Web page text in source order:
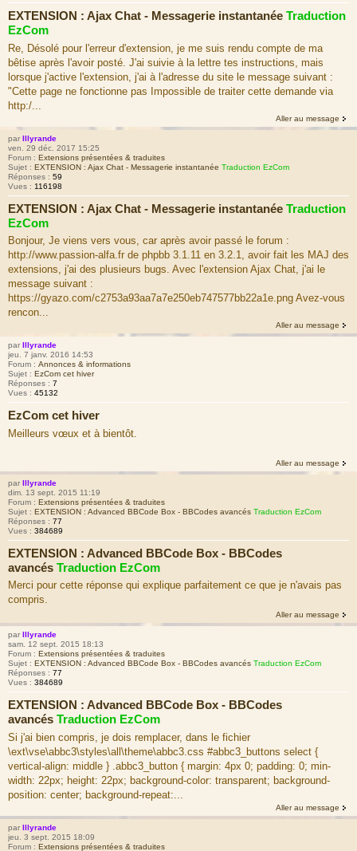
EXTENSION : Ajax Chat - Messagerie instantanée Traduction
EzCom
Re, Désolé pour l'erreur d'extension, je me suis rendu compte de ma
bêtise après l'avoir posté. J'ai suivie à la lettre tes instructions, mais
lorsque j'active l'extension, j'ai à l'adresse du site le message suivant :
"Cette page ne fonctionne pas Impossible de traiter cette demande via
http:/...
Aller au message
par Illyrande
ven. 29 déc. 2017 15:25
Forum : Extensions présentées & traduites
Sujet : EXTENSION : Ajax Chat - Messagerie instantanée Traduction EzCom
Réponses : 59
Vues : 116198
EXTENSION : Ajax Chat - Messagerie instantanée Traduction
EzCom
Bonjour, Je viens vers vous, car après avoir passé le forum :
http://www.passion-alfa.fr de phpbb 3.1.11 en 3.2.1, avoir fait les MAJ des
extensions, j'ai des plusieurs bugs. Avec l'extension Ajax Chat, j'ai le
message suivant :
https://gyazo.com/c2753a93aa7a7e250eb747577bb22a1e.png Avez-vous
rencon...
Aller au message
par Illyrande
jeu. 7 janv. 2016 14:53
Forum : Annonces & informations
Sujet : EzCom cet hiver
Réponses : 7
Vues : 45132
EzCom cet hiver
Meilleurs vœux et à bientôt.
Aller au message
par Illyrande
dim. 13 sept. 2015 11:19
Forum : Extensions présentées & traduites
Sujet : EXTENSION : Advanced BBCode Box - BBCodes avancés Traduction EzCom
Réponses : 77
Vues : 384689
EXTENSION : Advanced BBCode Box - BBCodes
avancés Traduction EzCom
Merci pour cette réponse qui explique parfaitement ce que je n'avais pas
compris.
Aller au message
par Illyrande
sam. 12 sept. 2015 18:13
Forum : Extensions présentées & traduites
Sujet : EXTENSION : Advanced BBCode Box - BBCodes avancés Traduction EzCom
Réponses : 77
Vues : 384689
EXTENSION : Advanced BBCode Box - BBCodes
avancés Traduction EzCom
Si j'ai bien compris, je dois remplacer, dans le fichier
\ext\vse\abbc3\styles\all\theme\abbc3.css #abbc3_buttons select {
vertical-align: middle } .abbc3_button { margin: 4px 0; padding: 0; min-
width: 22px; height: 22px; background-color: transparent; background-
position: center; background-repeat:...
Aller au message
par Illyrande
jeu. 3 sept. 2015 18:09
Forum : Extensions présentées & traduites